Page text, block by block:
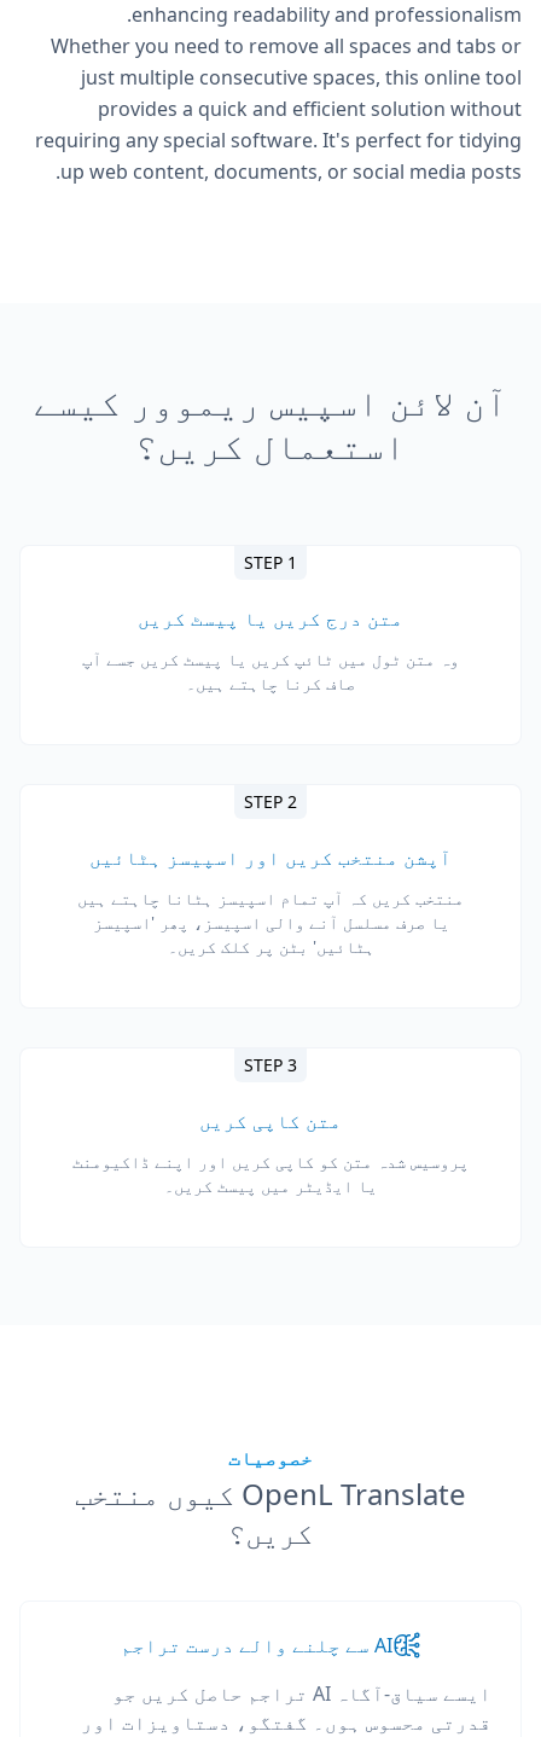
enhancing readability and professionalism.
Whether you need to remove all spaces and tabs or
just multiple consecutive spaces, this online tool
provides a quick and efficient solution without
requiring any special software. It's perfect for tidying
up web content, documents, or social media posts.
آن لائن اسپیس ریموور کیسے
استعمال کریں؟
STEP 1
متن درج کریں یا پیسٹ کریں
وہ متن ٹول میں ٹائپ کریں یا پیسٹ کریں جسے آپ
صاف کرنا چاہتے ہیں۔
STEP 2
آپشن منتخب کریں اور اسپیسز ہٹائیں
منتخب کریں کہ آپ تمام اسپیسز ہٹانا چاہتے ہیں
یا صرف مسلسل آنے والی اسپیسز، پھر 'اسپیسز
ہٹائیں' بٹن پر کلک کریں۔
STEP 3
متن کاپی کریں
پروسیس شدہ متن کو کاپی کریں اور اپنے ڈاکیومنٹ
یا ایڈیٹر میں پیسٹ کریں۔
خصوصیات
OpenL Translate کیوں منتخب
کریں؟
AI سے چلنے والے درست تراجم
ایسے سیاق-آگاہ AI تراجم حاصل کریں جو
قدرتی محسوس ہوں۔ گفتگو، دستاویزات اور